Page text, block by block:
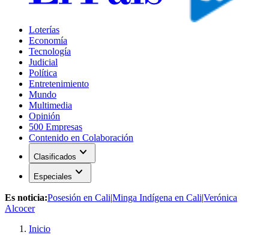
Loterías
Economía
Tecnología
Judicial
Política
Entretenimiento
Mundo
Multimedia
Opinión
500 Empresas
Contenido en Colaboración
Clasificados expand_more
Especiales expand_more
Es noticia:Posesión en Cali|Minga Indígena en Cali|Verónica
Alcocer
Inicio